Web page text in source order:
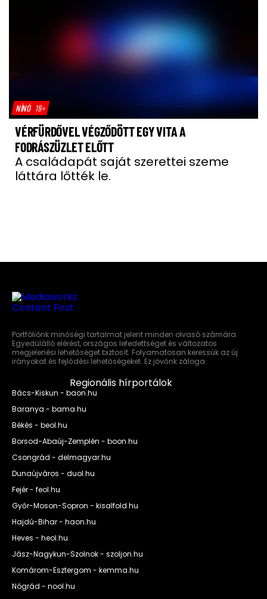
NÍNÓ 18+
VÉRFÜRDŐVEL VÉGZŐDÖTT EGY VITA A
FODRÁSZÜZLET ELŐTT
A családapát saját szerettei szeme
láttára lőtték le.
Portfóliónk minőségi tartalmat jelent minden olvasó számára.
Egyedülálló elérést, országos lefedettséget és változatos
megjelenési lehetőséget biztosít. Folyamatosan keressük az új
irányokat és fejlődési lehetőségeket. Ez jövőnk záloga.
Regionális hírportálok
Bács-Kiskun - baon.hu
Baranya - bama.hu
Békés - beol.hu
Borsod-Abaúj-Zemplén - boon.hu
Csongrád - delmagyar.hu
Dunaújváros - duol.hu
Fejér - feol.hu
Győr-Moson-Sopron - kisalfold.hu
Hajdú-Bihar - haon.hu
Heves - heol.hu
Jász-Nagykun-Szolnok - szoljon.hu
Komárom-Esztergom - kemma.hu
Nógrád - nool.hu